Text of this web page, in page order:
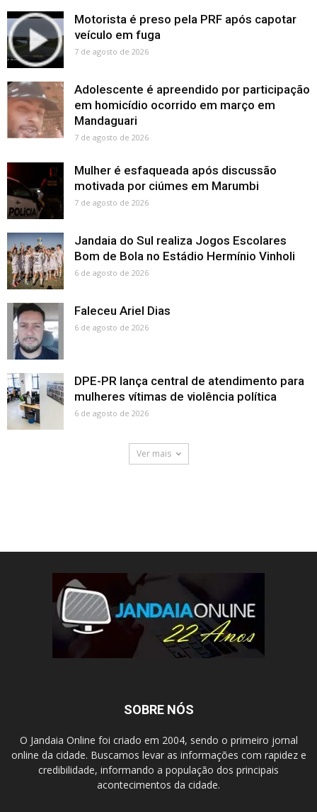
Motorista é preso pela PRF após capotar
veículo em fuga
7 de agosto de 2026
Adolescente é apreendido por participação
em homicídio ocorrido em março em
Mandaguari
7 de agosto de 2026
Mulher é esfaqueada após discussão
motivada por ciúmes em Marumbi
7 de agosto de 2026
Jandaia do Sul realiza Jogos Escolares
Bom de Bola no Estádio Hermínio Vinholi
6 de agosto de 2026
Faleceu Ariel Dias
6 de agosto de 2026
DPE-PR lança central de atendimento para
mulheres vítimas de violência política
6 de agosto de 2026
Ver mais
SOBRE NÓS
O Jandaia Online foi criado em 2004, sendo o primeiro jornal
online da cidade. Buscamos levar as informações com rapidez e
credibilidade, informando a população dos principais
acontecimentos da cidade.